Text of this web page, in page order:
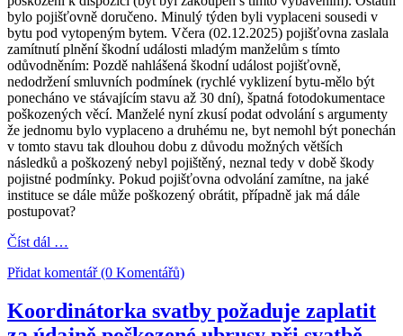
bylo pojišťovně doručeno. Minulý týden byli vyplaceni sousedi v
bytu pod vytopeným bytem. Včera (02.12.2025) pojišťovna zaslala
zamítnutí plnění škodní události mladým manželům s tímto
odůvodněním: Pozdě nahlášená škodní událost pojišťovně,
nedodržení smluvních podmínek (rychlé vyklizení bytu-mělo být
ponecháno ve stávajícím stavu až 30 dní), špatná fotodokumentace
poškozených věcí. Manželé nyní zkusí podat odvolání s argumenty
že jednomu bylo vyplaceno a druhému ne, byt nemohl být ponechán
v tomto stavu tak dlouhou dobu z důvodu možných větších
následků a poškozený nebyl pojištěný, neznal tedy v době škody
pojistné podmínky. Pokud pojišťovna odvolání zamítne, na jaké
instituce se dále může poškozený obrátit, případně jak má dále
postupovat?
Číst dál …
Přidat komentář (0 Komentářů)
Koordinátorka svatby požaduje zaplatit